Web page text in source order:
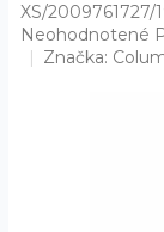
XS/2009761727/
Priemerné
hodnotenie
Neohodnotené
Značka: